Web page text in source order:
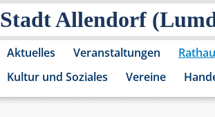
Stadt Allendorf
Aktuelles Veranstaltungen
Kultur und Soziales
Vereine